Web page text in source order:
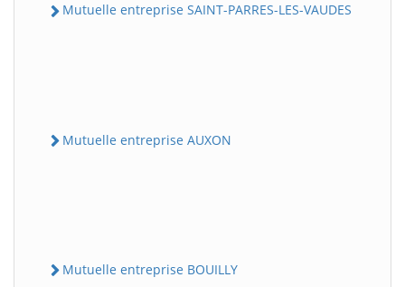
Mutuelle entreprise SAINT-PARRES-LES-VAUDES
Mutuelle entreprise AUXON
Mutuelle entreprise BOUILLY